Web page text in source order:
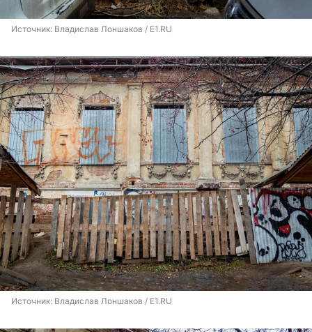
Источник: Владислав Лоншаков / E1.RU
Источник: Владислав Лоншаков / E1.RU